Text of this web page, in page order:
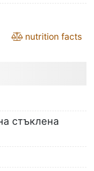
nutrition facts
стъклена